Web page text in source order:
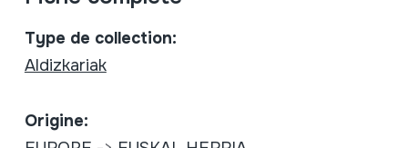
Type de collection:
Aldizkariak
Origine: